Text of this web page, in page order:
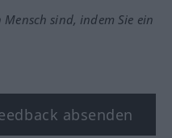
sind, indem Sie ein
absenden